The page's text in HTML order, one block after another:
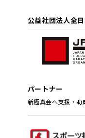
公益社団法人全
パートナー
新極真会へ支援・助